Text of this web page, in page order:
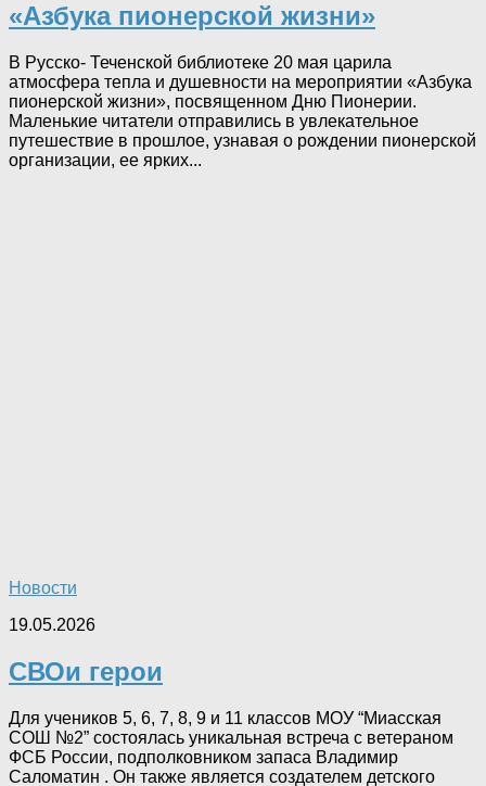
«Азбука пионерской жизни»
В Русско- Теченской библиотеке 20 мая царила
атмосфера тепла и душевности на мероприятии «Азбука
пионерской жизни», посвященном Дню Пионерии.
Маленькие читатели отправились в увлекательное
путешествие в прошлое, узнавая о рождении пионерской
организации, ее ярких...
Новости
19.05.2026
СВОи герои
Для учеников 5, 6, 7, 8, 9 и 11 классов МОУ “Миасская
СОШ №2” состоялась уникальная встреча с ветераном
ФСБ России, подполковником запаса Владимир
Саломатин . Он также является создателем детского